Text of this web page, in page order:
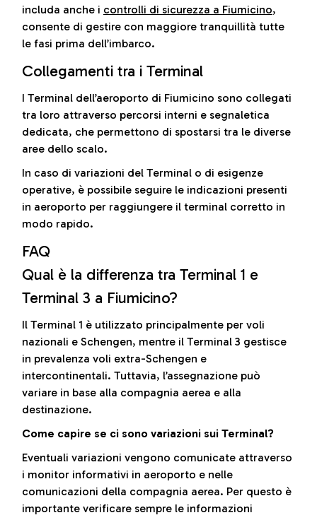
includa anche i controlli di sicurezza a Fiumicino,
consente di gestire con maggiore tranquillità tutte
le fasi prima dell’imbarco.
Collegamenti tra i Terminal
I Terminal dell’aeroporto di Fiumicino sono collegati
tra loro attraverso percorsi interni e segnaletica
dedicata, che permettono di spostarsi tra le diverse
aree dello scalo.
In caso di variazioni del Terminal o di esigenze
operative, è possibile seguire le indicazioni presenti
in aeroporto per raggiungere il terminal corretto in
modo rapido.
FAQ
Qual è la differenza tra Terminal 1 e
Terminal 3 a Fiumicino?
Il Terminal 1 è utilizzato principalmente per voli
nazionali e Schengen, mentre il Terminal 3 gestisce
in prevalenza voli extra-Schengen e
intercontinentali. Tuttavia, l’assegnazione può
variare in base alla compagnia aerea e alla
destinazione.
Come capire se ci sono variazioni sui Terminal?
Eventuali variazioni vengono comunicate attraverso
i monitor informativi in aeroporto e nelle
comunicazioni della compagnia aerea. Per questo è
importante verificare sempre le informazioni